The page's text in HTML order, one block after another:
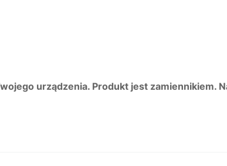
urządzenia. Produkt jest zamiennikiem.